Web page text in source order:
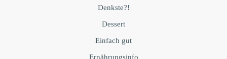
Denkste?!
Dessert
Einfach gut
Ernährungsinfo